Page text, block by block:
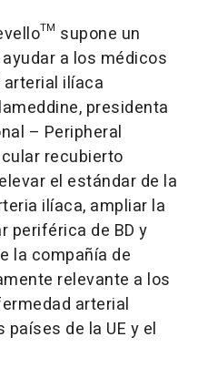
supone un
a los médicos
ilíaca
presidenta
– Peripheral
recubierto
el estándar de la
ilíaca, ampliar la
periférica de BD y
la compañía de
relevante a los
arterial
de la UE y el